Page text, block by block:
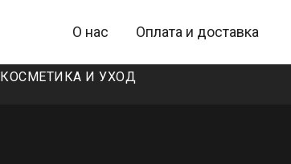
О нас Оплата и доставка
КОСМЕТИКА И УХОД